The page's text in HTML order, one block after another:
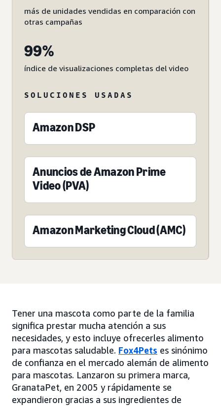
más de unidades vendidas en comparación con
otras campañas
99%
índice de visualizaciones completas del video
SOLUCIONES USADAS
Amazon DSP
Anuncios de Amazon Prime
Video (PVA)
Amazon Marketing Cloud (AMC)
Tener una mascota como parte de la familia
significa prestar mucha atención a sus
necesidades, y esto incluye ofrecerles alimento
para mascotas saludable. Fox4Pets es sinónimo
de confianza en el mercado alemán de alimento
para mascotas. Lanzaron su primera marca,
GranataPet, en 2005 y rápidamente se
expandieron gracias a sus ingredientes de